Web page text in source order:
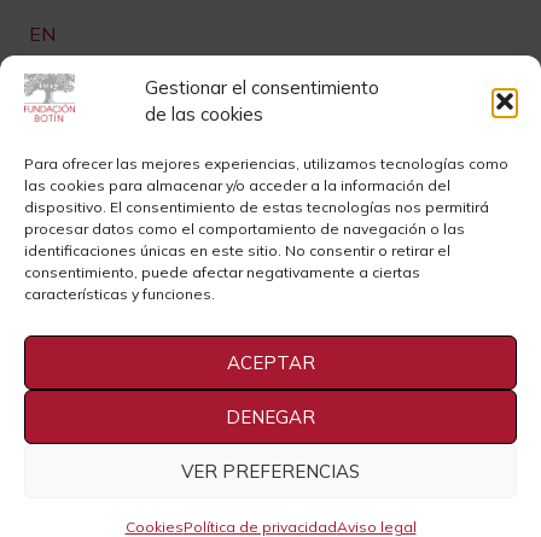
Gestionar el consentimiento
de las cookies
Para ofrecer las mejores experiencias, utilizamos tecnologías como
las cookies para almacenar y/o acceder a la información del
dispositivo. El consentimiento de estas tecnologías nos permitirá
procesar datos como el comportamiento de navegación o las
identificaciones únicas en este sitio. No consentir o retirar el
consentimiento, puede afectar negativamente a ciertas
características y funciones.
ACEPTAR
DENEGAR
VER PREFERENCIAS
CookiesPolítica de privacidadAviso legal
EN
Links de interés
Contacto
Sedes
Sala de Prensa
Privacidad
Instagram
Youtube